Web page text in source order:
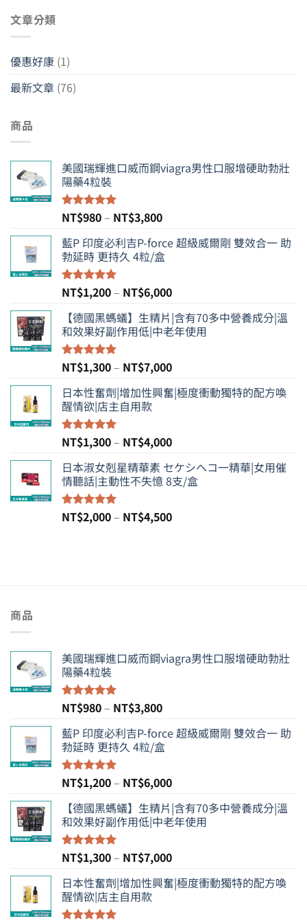
鍵
字:
文章分類
優惠好康 (1)
最新文章 (76)
商品
美國瑞輝進口威而鋼viagra男性口服增硬助勃壯
陽藥4粒裝
評分5.00
滿分 5
NT$980– NT$3,800價
範
圍：
到
NT$3,800
藍P 印度必利吉P-force 超級威爾剛 雙效合一 助
勃延時 更持久 4粒/盒
評分 5.00
滿分 5
NT$1,200– NT$6,000價
範
圍：
到
【德國黑螞蟻】生精片|含有70多中營養成分|溫
和效果好副作用低|中老年使用
評分 5.00
滿分 5
NT$1,300– NT$7,000價
範
到
日本性奮劑|增加性興奮|極度衝動獨特的配方喚
醒情欲|店主自用款
評分 5.00
滿分 5
NT$1,300– NT$4,000價
範
圍：
到
日本淑女剋星精華素 セケシヘコ一精華|女用催
情聽話|主動性不失憶 8支/盒
評分 5.00
滿分 5
NT$2,000– NT$4,500價
商品
美國瑞輝進口威而鋼viagra男性口服增硬助勃壯
陽藥4粒裝
評分5.00
滿分 5
NT$980– NT$3,800價
範
圍：
到
NT$3,800
藍P 印度必利吉P-force 超級威爾剛 雙效合一 助
勃延時 更持久 4粒/盒
評分 5.00
滿分 5
NT$1,200– NT$6,000價
範
圍：
到
【德國黑螞蟻】生精片|含有70多中營養成分|溫
和效果好副作用低|中老年使用
評分 5.00
滿分 5
NT$1,300– NT$7,000價
範
日本性奮劑|增加性興奮|極度衝動獨特的配方喚
醒情欲|店主自用款